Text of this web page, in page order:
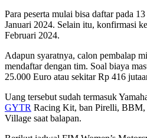
Para peserta mulai bisa daftar pada
Januari 2024. Selain itu, konfirmasi
Februari 2024.
Adapun syaratnya, calon pembalap
mendaftar dengan tim. Soal biaya
25.000 Euro atau sekitar Rp 416
Uang tersebut sudah termasuk
GYTR Racing Kit, ban Pirelli, BBM,
Village saat balapan.